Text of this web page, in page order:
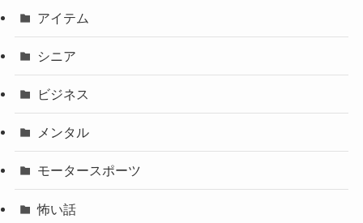
アイテム
シニア
ビジネス
メンタル
モータースポーツ
怖い話